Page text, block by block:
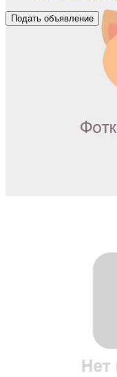
Подать объявление